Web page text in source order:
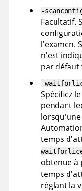
-
Facultatif.
l'examen.
n'est
par défaut
-
Spécifiez
pendant
lorsqu'une
temps
obtenue à
temps
réglant la